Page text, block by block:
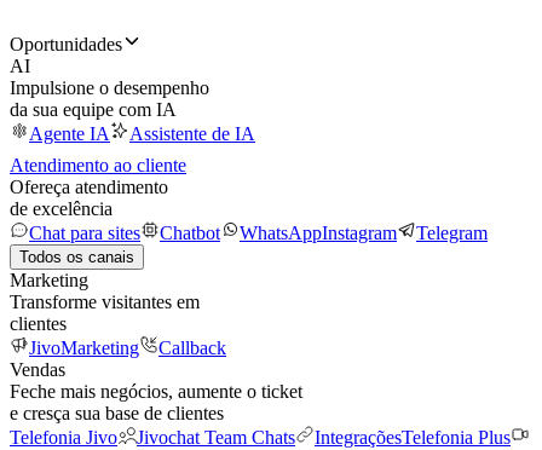
Oportunidades
AI
Impulsione o desempenho
da sua equipe com IA
Agente IA
Assistente de IA
Atendimento ao cliente
Ofereça atendimento
de excelência
Chat para sites
Chatbot WhatsAppInstagram Telegram
Todos os canais
Marketing
Transforme visitantes em
clientes
JivoMarketing
Callback
Vendas
Feche mais negócios, aumente o ticket
e cresça sua base de clientes
Telefonia Jivo
Jivochat Team Chats IntegraçõesTelefonia Plus